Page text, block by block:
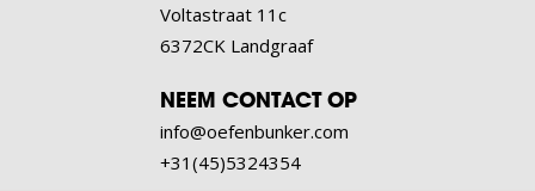
Voltastraat 11c
6372CK Landgraaf
NEEM CONTACT OP
info@oefenbunker.com
+31(45)5324354